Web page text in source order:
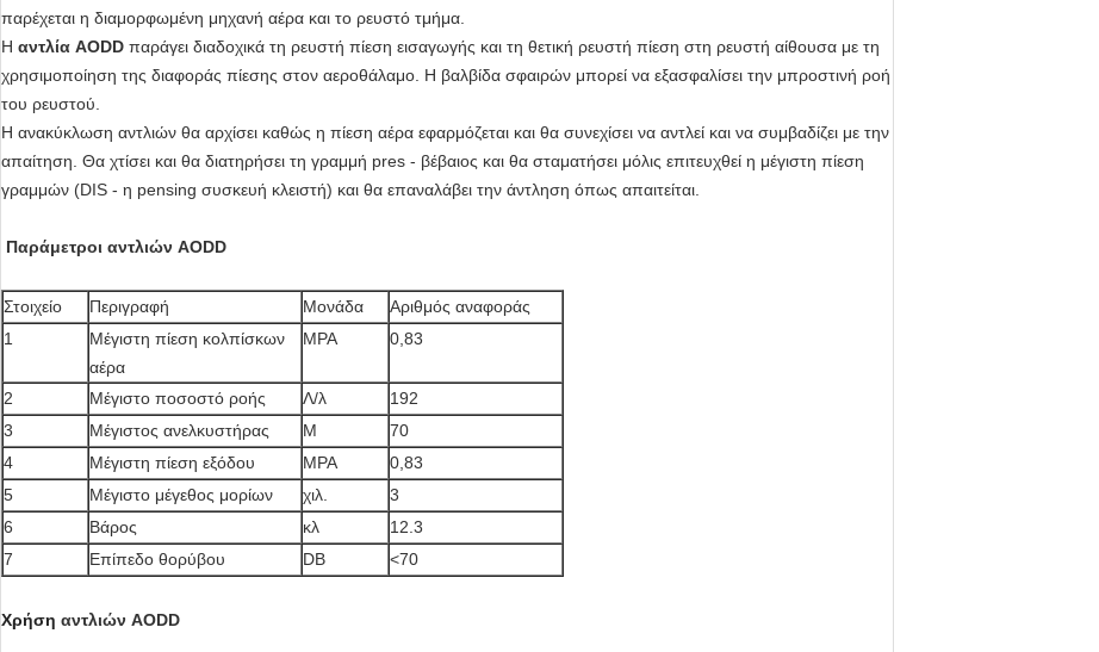
παρέχεται η διαμορφωμένη μηχανή αέρα και το ρευστό τμήμα.
Η αντλία AODD παράγει διαδοχικά τη ρευστή πίεση εισαγωγής και τη θετική ρευστή πίεση στη ρευστή αίθουσα με τη
χρησιμοποίηση της διαφοράς πίεσης στον αεροθάλαμο. Η βαλβίδα σφαιρών μπορεί να εξασφαλίσει την μπροστινή ροή
του ρευστού.
Η ανακύκλωση αντλιών θα αρχίσει καθώς η πίεση αέρα εφαρμόζεται και θα συνεχίσει να αντλεί και να συμβαδίζει με την
απαίτηση. Θα χτίσει και θα διατηρήσει τη γραμμή pres - βέβαιος και θα σταματήσει μόλις επιτευχθεί η μέγιστη πίεση
γραμμών (DIS - η pensing συσκευή κλειστή) και θα επαναλάβει την άντληση όπως απαιτείται.
Παράμετροι αντλιών AODD
Στοιχείο Περιγραφή Μονάδα
Αριθμός αναφοράς
1
Μέγιστη πίεση κολπίσκων
αέρα
MPA 0,83
2 Μέγιστο ποσοστό ροής Λ/λ
192
3
Μέγιστος ανελκυστήρας Μ
70
4
Μέγιστη πίεση εξόδου MPA
0,83
5
Μέγιστο μέγεθος μορίων χιλ.
3
6
Βάρος κλ
12.3
7
Επίπεδο θορύβου DB <70
Χρήση αντλιών AODD